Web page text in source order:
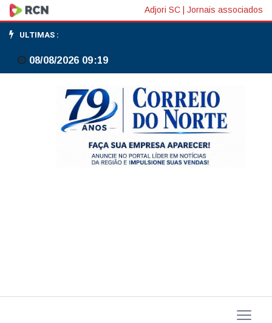
Explosão
de
galão
pessoas
Adjori SC Jornais associados
ULTIMAS :
08/08/2026 09:19